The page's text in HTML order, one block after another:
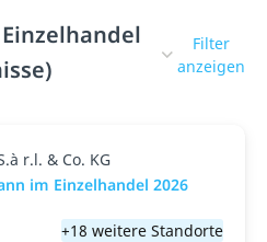
Filter
anzeigen
r.l. & Co. KG
im Einzelhandel 2026
+18 weitere Standorte